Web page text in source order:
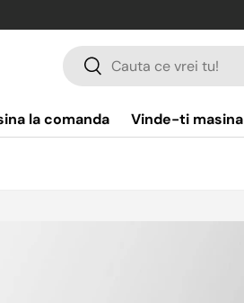
Căutare
Căutare
la comanda Vinde-ti masina